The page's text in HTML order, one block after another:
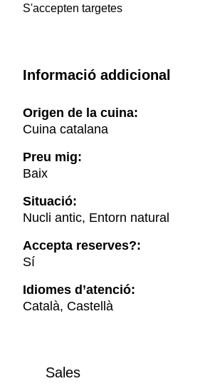
S'accepten targetes
Informació addicional
Origen de la cuina:
Cuina catalana
Preu mig:
Baix
Situació:
Nucli antic, Entorn natural
Accepta reserves?:
Sí
Idiomes d’atenció:
Català, Castellà
Sales